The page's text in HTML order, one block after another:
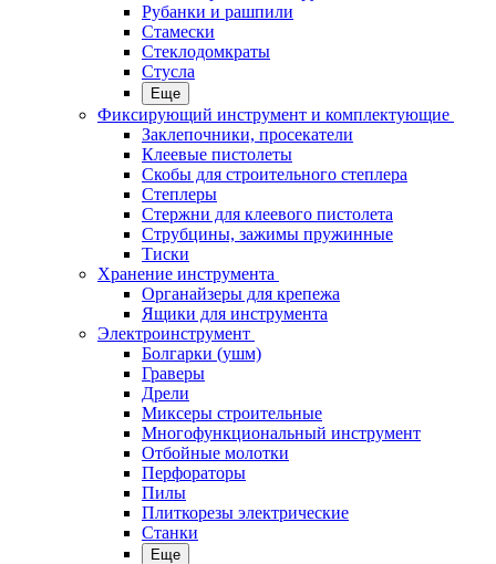
Рубанки и рашпили
Стамески
Стеклодомкраты
Стусла
Еще
Фиксирующий инструмент и комплектующие
Заклепочники, просекатели
Клеевые пистолеты
Скобы для строительного степлера
Степлеры
Стержни для клеевого пистолета
Струбцины, зажимы пружинные
Тиски
Хранение инструмента
Органайзеры для крепежа
Ящики для инструмента
Электроинструмент
Болгарки (ушм)
Граверы
Дрели
Миксеры строительные
Многофункциональный инструмент
Отбойные молотки
Перфораторы
Пилы
Плиткорезы электрические
Станки
Еще